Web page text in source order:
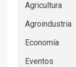
Agricultura
Agroindustria
Economía
Eventos